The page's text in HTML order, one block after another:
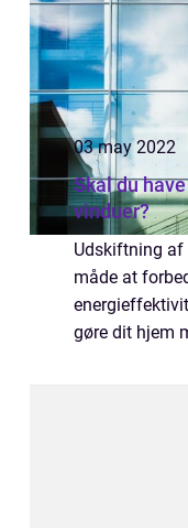
03 may 2022
Skal du
vinduer?
Udskiftning af
måde at
gøre dit hjem